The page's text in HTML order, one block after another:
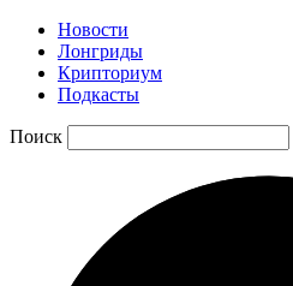
Новости
Лонгриды
Крипториум
Подкасты
Поиск